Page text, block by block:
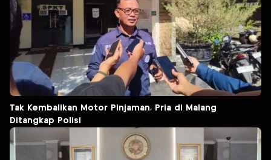
Tak Kembalikan Motor Pinjaman, Pria di Malang
Ditangkap Polisi